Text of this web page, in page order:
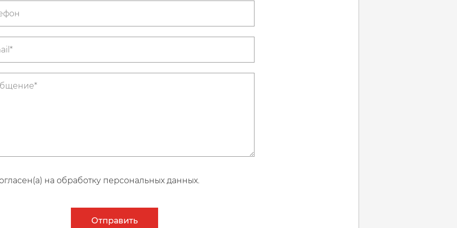
на обработку персональных данных.
Отправить